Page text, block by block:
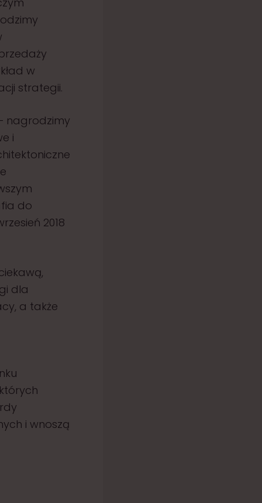
w
strategii.
nagrodzimy
i
do
2018
dla
a także
i wnoszą